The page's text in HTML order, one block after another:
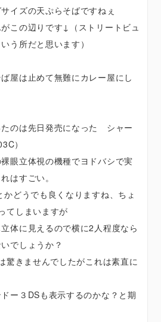
イズの天ぷらそばですねぇ
この辺りです↓（ストリートビュ
う所だと思います）
屋は止めて無難にカレー屋にし
のは先日発売になった シャー
）
眼立体視の機種でヨドバシで実
はすごい。
どうでも良くなりますね、ちょ
てしまいますが
体に見えるので横に2人程度なら
でしょうか？
驚きませんでしたがこれは素直に
ー３DSも表示するのかな？と期